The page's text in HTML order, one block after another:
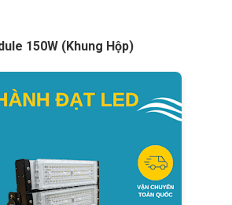
150W (Khung Hộp)